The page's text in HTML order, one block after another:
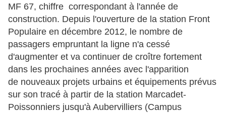
MF 67, chiffre correspondant à l'année de
construction. Depuis l'ouverture de la station Front
Populaire en décembre 2012, le nombre de
passagers empruntant la ligne n'a cessé
d'augmenter et va continuer de croître fortement
dans les prochaines années avec l'apparition
de nouveaux projets urbains et équipements prévus
sur son tracé à partir de la station Marcadet-
Poissonniers jusqu'à Aubervilliers (Campus